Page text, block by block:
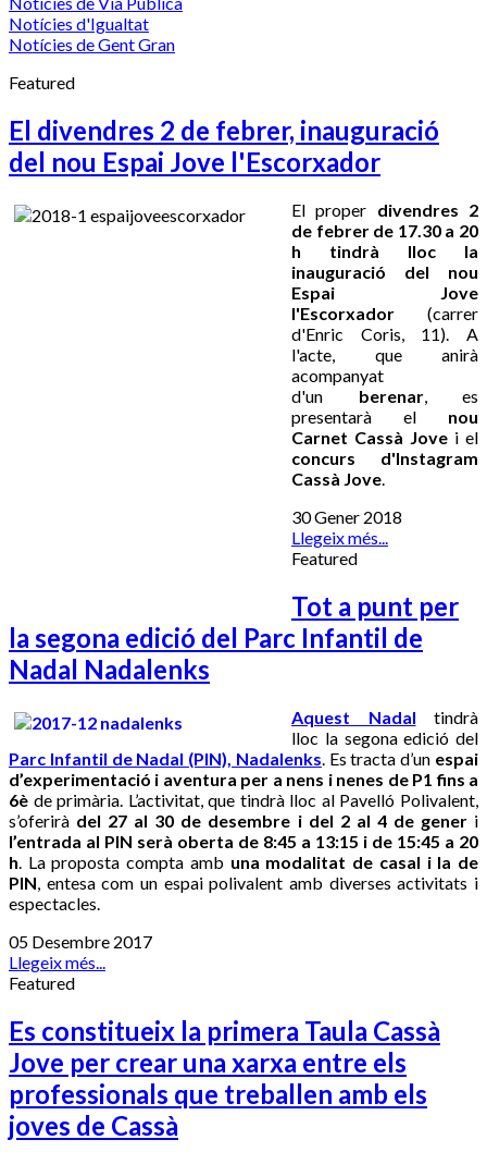
Notícies d'Igualtat
Notícies de Gent Gran
Featured
El divendres 2 de febrer, inauguració
del nou Espai Jove l'Escorxador
El proper divendres 2
de febrer de 17.30 a 20
h tindrà lloc la
inauguració del nou
Espai Jove
l'Escorxador (carrer
d'Enric Coris, 11). A
l'acte, que anirà
acompanyat
d'un berenar, es
presentarà el nou
Carnet Cassà Jove i el
concurs d'Instagram
Cassà Jove.
30 Gener 2018
Llegeix més...
Featured
Tot a punt per
la segona edició del Parc Infantil de
Nadal Nadalenks
Aquest Nadal tindrà
lloc la segona edició del
Parc Infantil de Nadal (PIN), Nadalenks . Es tracta d’un espai
d’experimentació i aventura per a nens i nenes de P1 fins a
6è de primària. L’activitat, que tindrà lloc al Pavelló Polivalent,
s’oferirà del 27 al 30 de desembre i del 2 al 4 de generi
l’entrada al PIN serà oberta de 8:45 a 13:15 i de 15:45 a 20
h . La proposta compta amb una modalitat de casal i la de
PIN , entesa com un espai polivalent amb diverses activitats i
espectacles.
05 Desembre 2017
Llegeix més...
Featured
Es constitueix la primera Taula Cassà
Jove per crear una xarxa entre els
professionals que treballen amb els
joves de Cassà